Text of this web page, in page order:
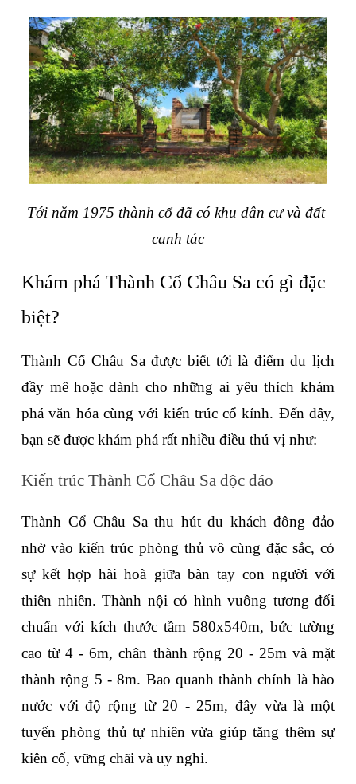
Tới năm 1975 thành cổ đã có khu dân cư và đất
canh tác
Khám phá Thành Cổ Châu Sa có gì đặc
biệt?
Thành Cổ Châu Sa được biết tới là điểm du lịch
đầy mê hoặc dành cho những ai yêu thích khám
phá văn hóa cùng với kiến trúc cổ kính. Đến đây,
bạn sẽ được khám phá rất nhiều điều thú vị như:
Kiến trúc Thành Cổ Châu Sa độc đáo
Thành Cổ Châu Sa thu hút du khách đông đảo
nhờ vào kiến trúc phòng thủ vô cùng đặc sắc, có
sự kết hợp hài hoà giữa bàn tay con người với
thiên nhiên. Thành nội có hình vuông tương đối
chuẩn với kích thước tầm 580x540m, bức tường
cao từ 4 - 6m, chân thành rộng 20 - 25m và mặt
thành rộng 5 - 8m. Bao quanh thành chính là hào
nước với độ rộng từ 20 - 25m, đây vừa là một
tuyến phòng thủ tự nhiên vừa giúp tăng thêm sự
kiên cố, vững chãi và uy nghi.